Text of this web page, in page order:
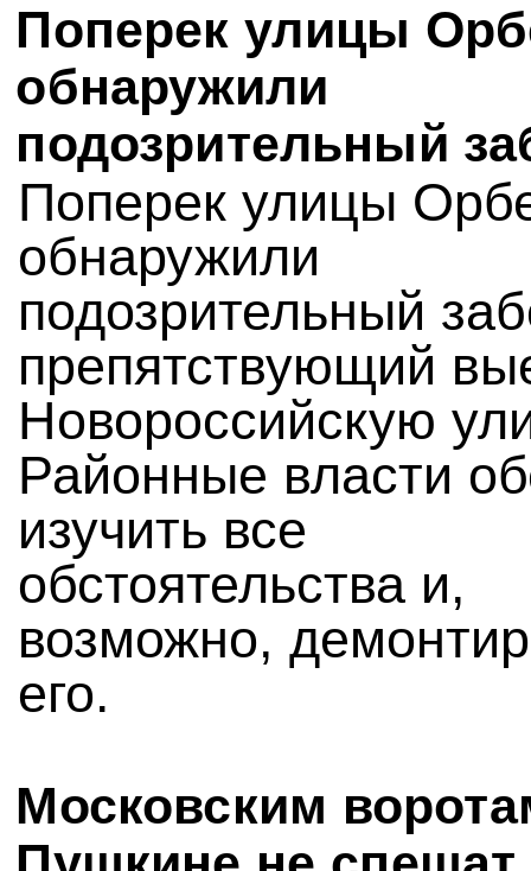
Поперек улицы
обнаружили
подозрительный
Поперек улицы
обнаружили
подозрительный
препятствующий
Новороссийскую
Районные власти
изучить все
обстоятельства и,
возможно,
его.
Московским